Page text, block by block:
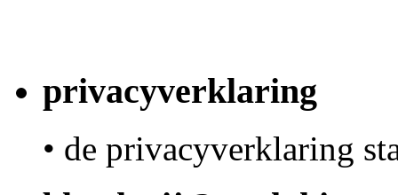
privacyverklaring
• de privacyverklaring